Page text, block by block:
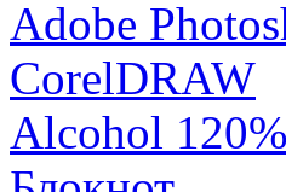
Adobe
CorelDRAW
Alcohol 120%